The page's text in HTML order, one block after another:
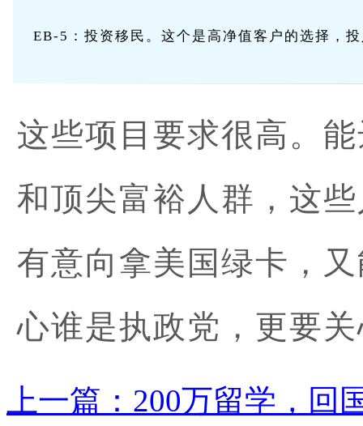
EB-5：投资移民。这个是高净值客户的选择，
这些项目要求很高。
和顶尖富裕人群，这
有意向拿美国绿卡，
心谁是执政党，更要
上一篇：200万留学，回